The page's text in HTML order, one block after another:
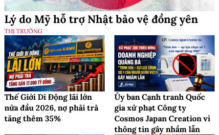
Lý do Mỹ hỗ trợ Nhật bảo vệ đồng yên
THỊ TRƯỜNG
Thế Giới Di Động lãi lớn
nửa đầu 2026, nợ phải trả
tăng thêm 35%
Ủy ban Cạnh tranh Quốc
gia xử phạt Công ty
Cosmos Japan Creation vì
thông tin gây nhầm lẫn